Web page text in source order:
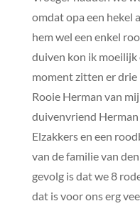
omdat opa een hekel
hem wel een enkel
duiven kon ik
moment zitten er
Rooie Herman van
duivenvriend Herman
Elzakkers en een
van de familie van
gevolg is dat we 8
dat is voor ons erg